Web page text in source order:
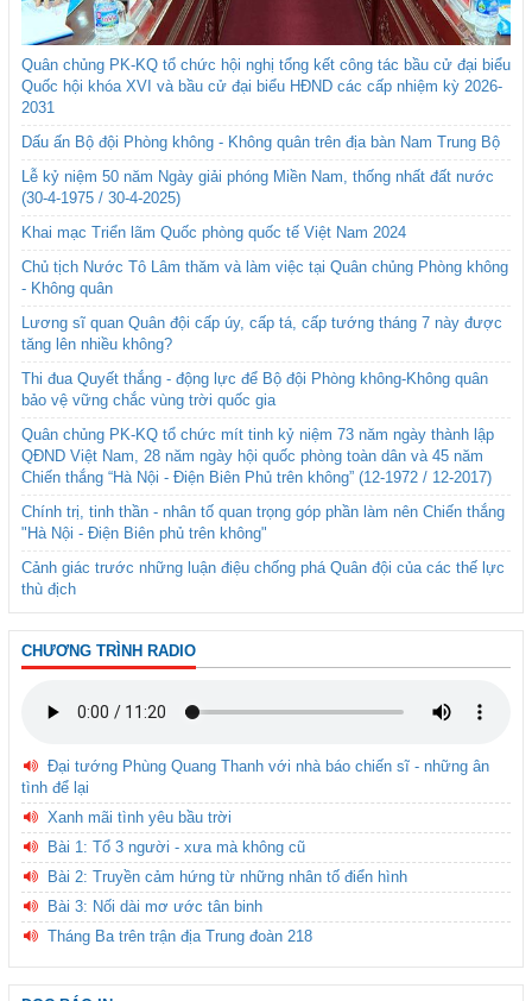
Quân chủng PK-KQ tổ chức hội nghị tổng kết công tác bầu cử đại biểu
Quốc hội khóa XVI và bầu cử đại biểu HĐND các cấp nhiệm kỳ 2026-
2031
Dấu ấn Bộ đội Phòng không - Không quân trên địa bàn Nam Trung Bộ
Lễ kỷ niệm 50 năm Ngày giải phóng Miền Nam, thống nhất đất nước
(30-4-1975 / 30-4-2025)
Khai mạc Triển lãm Quốc phòng quốc tế Việt Nam 2024
Chủ tịch Nước Tô Lâm thăm và làm việc tại Quân chủng Phòng không
- Không quân
Lương sĩ quan Quân đội cấp úy, cấp tá, cấp tướng tháng 7 này được
tăng lên nhiều không?
Thi đua Quyết thắng - động lực để Bộ đội Phòng không-Không quân
bảo vệ vững chắc vùng trời quốc gia
Quân chủng PK-KQ tổ chức mít tinh kỷ niệm 73 năm ngày thành lập
QĐND Việt Nam, 28 năm ngày hội quốc phòng toàn dân và 45 năm
Chiến thắng “Hà Nội - Điện Biên Phủ trên không” (12-1972 / 12-2017)
Chính trị, tinh thần - nhân tố quan trọng góp phần làm nên Chiến thắng
"Hà Nội - Điện Biên phủ trên không"
Cảnh giác trước những luận điệu chống phá Quân đội của các thế lực
thù địch
CHƯƠNG TRÌNH RADIO
Đại tướng Phùng Quang Thanh với nhà báo chiến sĩ - những ân
tình để lại
Xanh mãi tình yêu bầu trời
Bài 1: Tổ 3 người - xưa mà không cũ
Bài 2: Truyền cảm hứng từ những nhân tố điển hình
Bài 3: Nối dài mơ ước tân binh
Tháng Ba trên trận địa Trung đoàn 218